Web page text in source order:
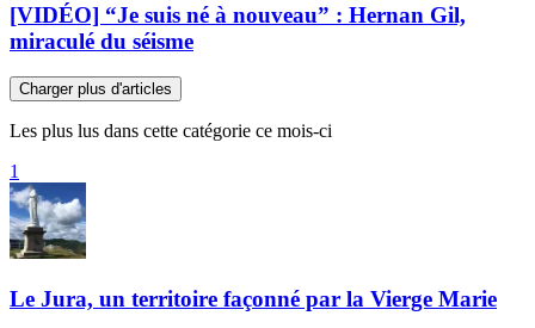
[VIDÉO] “Je suis né à nouveau” : Hernan Gil,
miraculé du séisme
Charger plus d'articles
Les plus lus dans cette catégorie ce mois-ci
1
Le Jura, un territoire façonné par la Vierge Marie